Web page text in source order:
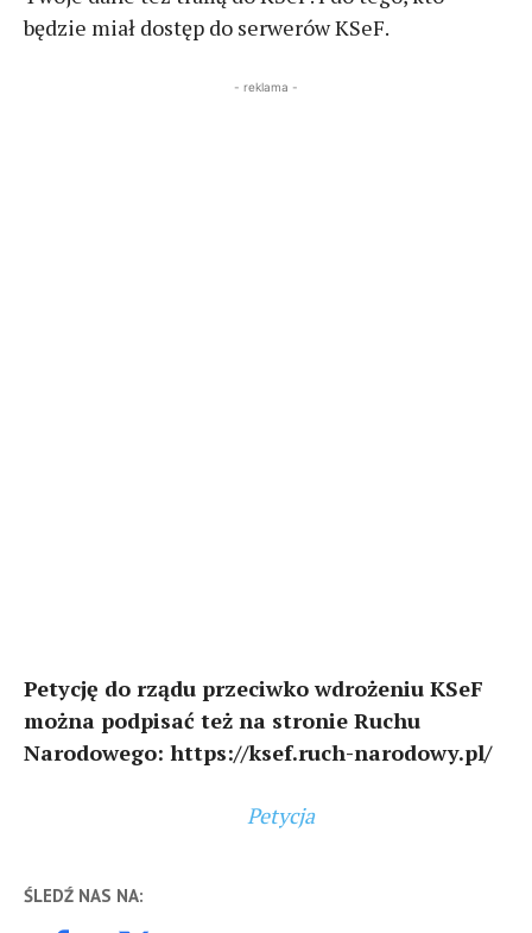
będzie miał dostęp do serwerów KSeF.
- reklama -
Petycję do rządu przeciwko wdrożeniu KSeF
można podpisać też na stronie Ruchu
Narodowego: https://ksef.ruch-narodowy.pl/
Petycja
ŚLEDŹ NAS NA: